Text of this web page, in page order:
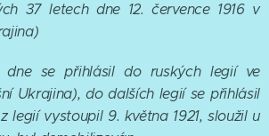
37 letech dne 12. července 1916 v
dne se přihlásil do ruských legií ve
Ukrajina), do dalších legií se přihlásil
legií vystoupil 9. května 1921, sloužil u